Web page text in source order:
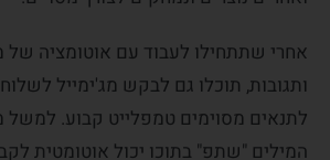
אחרי שתתחילו לעבוד עם אוטומציה של
ותגובות, תוכלו גם לבקש מג'ימייל
לתנאים מסוימים טמפלייט קבוע. למשל
המילים "שתפ" בתוכו יכול אוטומטית